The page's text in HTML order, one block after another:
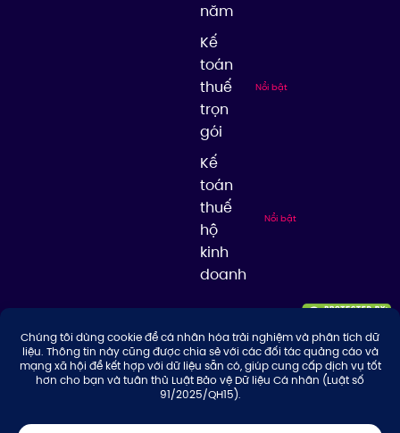
năm
Kế
toán
thuế
trọn
gói
Nổi bật
Kế
toán
thuế
hộ
kinh
doanh
Nổi bật
© 2026 Công ty TNHH Tư Vấn & Giải Pháp Thuế Thuận Thiên, giữ bản